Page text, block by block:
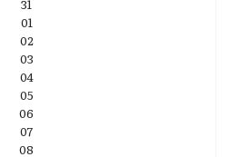
31
01
02
03
04
05
06
07
08